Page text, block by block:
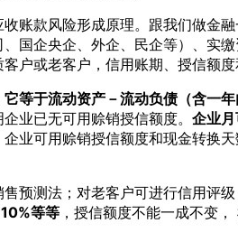
账款风险形成原理。跟我们做金
国企央企、外企、民企等）、实
户或老客户，信用账期、授信额度
等于流动资产－流动负债（含一
业已无可用赊销授信额度。 企业
企业可用赊销授信额度和现金转换
预测法；对老客户可进行信用评
等等 ，授信额度不能一成不变